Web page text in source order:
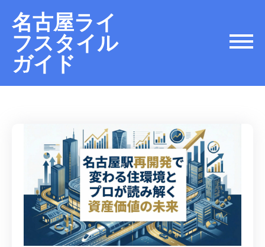
名古屋ライ
フスタイル
ガイド